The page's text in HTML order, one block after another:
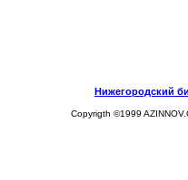
Нижегородский
Copyrigth ©1999